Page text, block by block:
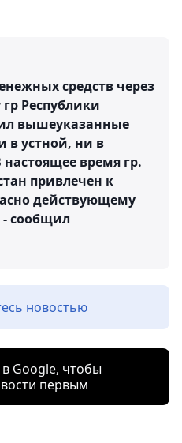
средств через
Республики
вышеуказанные
в устной, ни в
время гр.
привлечен к
действующему
- сообщил
новостью
Google, чтобы
первым